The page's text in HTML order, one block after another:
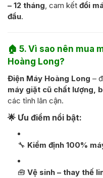
– 12 tháng, cam kết đổi
đầu.
🏠 5. Vì sao nên mua
Hoàng Long?
Điện Máy Hoàng Long –
máy giặt cũ chất lượng,
các tỉnh lân cận.
🌟 Ưu điểm nổi bật:
🔧 Kiểm định 100%
🧰 Vệ sinh – thay thế